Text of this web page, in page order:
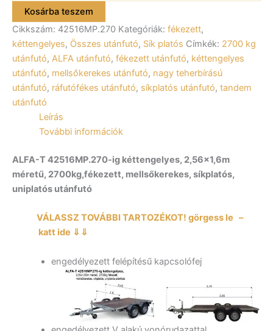
42516MP.270
kéttengelyes
fékezett
utánfutó
256x160cm
2700kg
össztömeg
mennyiség
Kosárba teszem
Cikkszám: 42516MP.270 Kategóriák: fékezett,
kéttengelyes, Összes utánfutó, Sík platós Címkék: 2700 kg
utánfutó, ALFA utánfutó, fékezett utánfutó, kéttengelyes
utánfutó, mellsőkerekes utánfutó, nagy teherbírású
utánfutó, ráfutófékes utánfutó, síkplatós utánfutó, tandem
utánfutó
Leírás
További információk
ALFA-T 42516MP.270-ig kéttengelyes, 2,56×1,6m
méretű, 2700kg,fékezett, mellsőkerekes, síkplatós,
uniplatós utánfutó
VÁLASSZ TOVÁBBI TARTOZÉKOT! görgess le –
katt ide ⇓⇓
engedélyezett felépítésű kapcsolófej